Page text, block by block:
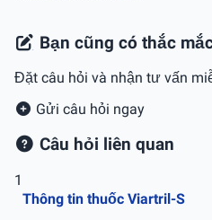
Bạn cũng có thắc
Đặt câu hỏi và nhận tư vấn
Gửi câu hỏi ngay
Câu hỏi liên quan
1
Thông tin thuốc Viartril-S